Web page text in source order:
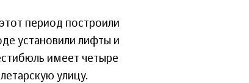
период построили
установили лифты и
имеет четыре
улицу.